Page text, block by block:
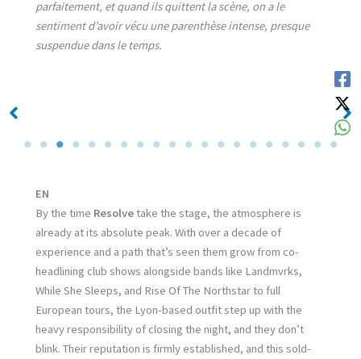
parfaitement, et quand ils quittent la scène, on a le
sentiment d’avoir vécu une parenthèse intense, presque
suspendue dans le temps.
EN
By the time Resolvetake the stage, the atmosphere is
already at its absolute peak. With over a decade of
experience and a path that’s seen them grow from co-
headlining club shows alongside bands like Landmvrks,
While She Sleeps, and Rise Of The Northstar to full
European tours, the Lyon-based outfit step up with the
heavy responsibility of closing the night, and they don’t
blink. Their reputation is firmly established, and this sold-